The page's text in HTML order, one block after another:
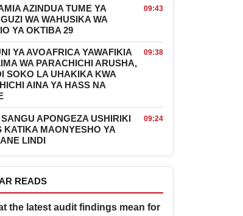
AZINDUA TUME YA
WA WAHUSIKA WA
YA OKTIBA 29
09:43
YA AVOAFRICA YAWAFIKIA
WA PARACHICHI ARUSHA,
SOKO LA UHAKIKA KWA
AINA YA HASS NA
09:38
APONGEZA USHIRIKI
KATIKA MAONYESHO YA
LINDI
09:24
READS
the latest audit findings mean for